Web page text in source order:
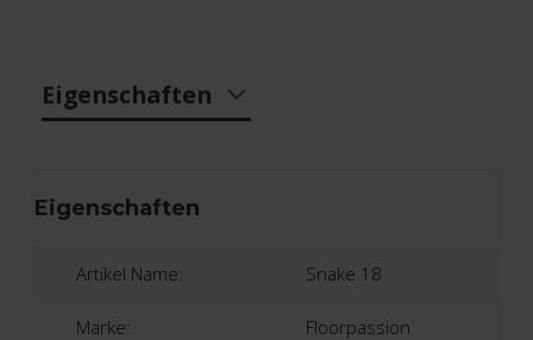
Eigenschaften
Eigenschaften
Artikel Name: Snake 18
Marke: Floorpassion